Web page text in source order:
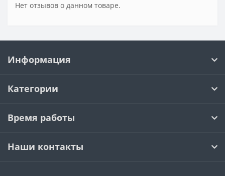
Нет отзывов о данном товаре.
Информация
Категории
Время работы
Наши контакты